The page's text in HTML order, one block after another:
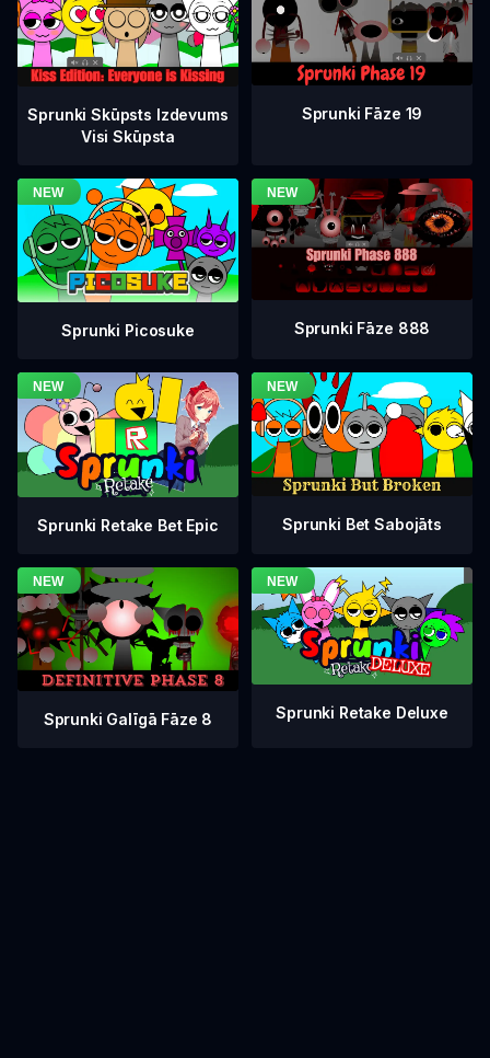
Sprunki Skūpsts Izdevums
Visi Skūpsta
Sprunki Fāze 19
Sprunki Picosuke Sprunki Fāze 888
Sprunki Retake Bet Epic Sprunki Bet Sabojāts
Sprunki Galīgā Fāze 8 Sprunki Retake Deluxe